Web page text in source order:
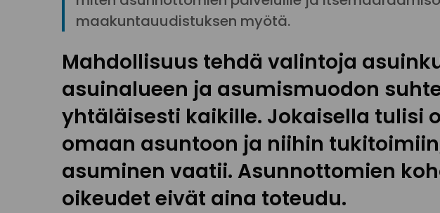
maakuntauudistuksen myötä.
Mahdollisuus tehdä valintoja
asuinalueen ja asumismuodon
yhtäläisesti kaikille. Jokaisella tulisi
omaan asuntoon ja niihin
asuminen vaatii. Asunnottomien
oikeudet eivät aina toteudu.